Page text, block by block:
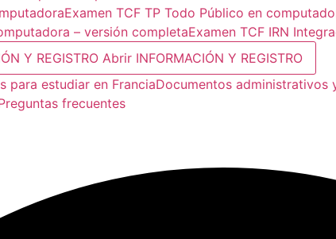
Examen TCF TP Todo Público en
– versión completaExamen TCF IRN
Y REGISTRO Abrir INFORMACIÓN Y REGISTRO
para estudiar en FranciaDocumentos administrativos
frecuentes